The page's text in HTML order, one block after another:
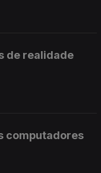
de realidade
computadores